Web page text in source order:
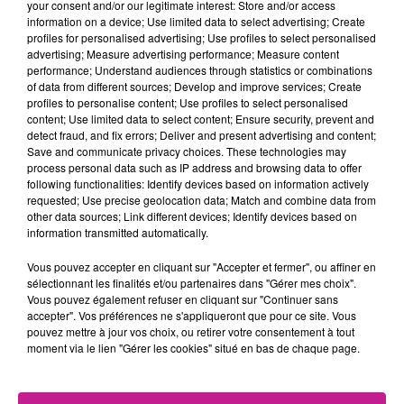
consacrer à ses autres projets, notamment à son spectacle
“A Queen is born”. Spectacle avec lequel elle est en pleine
tournée. Forcément elle manque de temps !Elle précise
toutefois que l’expérience Star Ac a été fabuleuse et se dit
reconnaissante
Pour la production de la Star Academy, le défi s'annonce
colossal. Il va falloir trouver la perle rare capable de lui
succéder
TITRES DIFFUSÉS Voir plus
10h11
10h11
ZAHO
10h07
10h07
DAVID GUETTA
10h04
10h04
TEMPER CITY
your consent and/or our legitimate interest: Store and/or access
information on a device; Use limited data to select advertising; Create
profiles for personalised advertising; Use profiles to select personalised
advertising; Measure advertising performance; Measure content
performance; Understand audiences through statistics or combinations
of data from different sources; Develop and improve services; Create
profiles to personalise content; Use profiles to select personalised
content; Use limited data to select content; Ensure security, prevent and
detect fraud, and fix errors; Deliver and present advertising and content;
Save and communicate privacy choices. These technologies may
process personal data such as IP address and browsing data to offer
following functionalities: Identify devices based on information actively
requested; Use precise geolocation data; Match and combine data from
other data sources; Link different devices; Identify devices based on
information transmitted automatically.
Vous pouvez accepter en cliquant sur "Accepter et fermer", ou affiner en
sélectionnant les finalités et/ou partenaires dans "Gérer mes choix".
Vous pouvez également refuser en cliquant sur "Continuer sans
accepter". Vos préférences ne s'appliqueront que pour ce site. Vous
pouvez mettre à jour vos choix, ou retirer votre consentement à tout
moment via le lien "Gérer les cookies" situé en bas de chaque page.